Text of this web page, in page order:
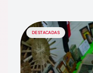
DESTACADAS